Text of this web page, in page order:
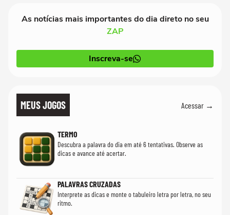
As notícias mais importantes do dia direto no seu
ZAP
Inscreva-se
MEUS JOGOS Acessar →
TERMO
Descubra a palavra do dia em até 6 tentativas. Observe as
dicas e avance até acertar.
PALAVRAS CRUZADAS
Interprete as dicas e monte o tabuleiro letra por letra, no seu
ritmo.